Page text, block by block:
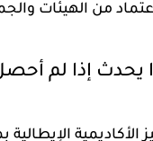
من الهيئات
يحدث إذا لم